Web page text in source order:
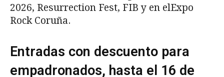
2026, Resurrection Fest, FIB y en elExpo
Rock Coruña.
Entradas con descuento para
empadronados, hasta el 16 de